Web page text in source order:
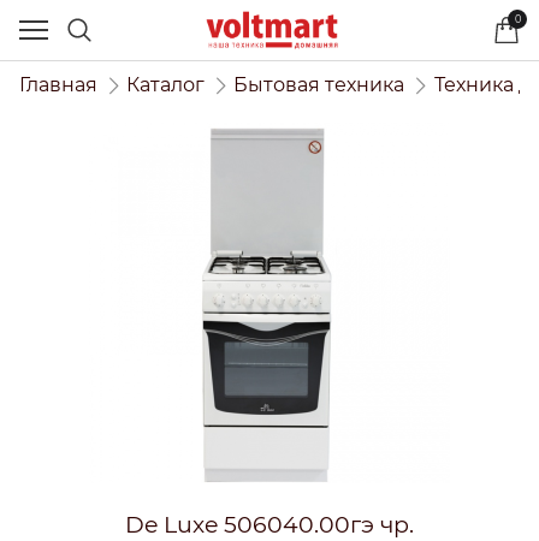
0
Главная Каталог Бытовая техника Техника
De Luxe 506040.00гэ чр.